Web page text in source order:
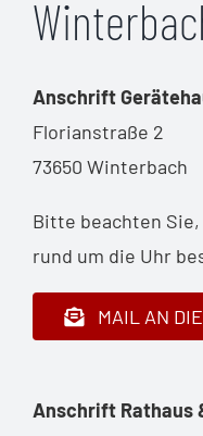
Anschrift
Florianstraße 2
73650 Winterbach
Bitte beachten
rund um die Uhr
MAIL AN
Anschrift Rathaus